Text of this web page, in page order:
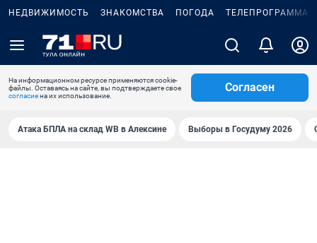
НЕДВИЖИМОСТЬ ЗНАКОМСТВА ПОГОДА ТЕЛЕПРОГРАММА
На информационном ресурсе применяются cookie-
файлы. Оставаясь на сайте, вы подтверждаете свое
согласиена их использование.
Согласен
Атака БПЛА на склад WB в Алексине Выборы в Госудуму 2026